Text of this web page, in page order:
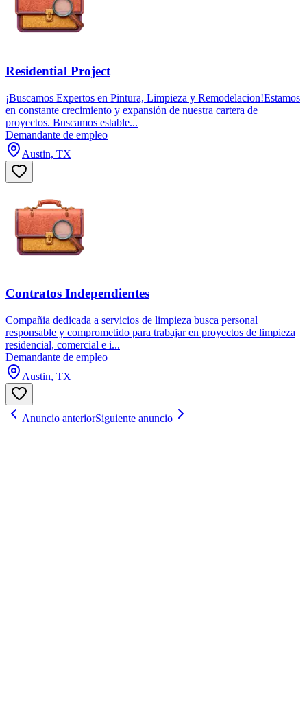
Residential Project
¡Buscamos Expertos en Pintura, Limpieza y Remodelacion!Estamos
en constante crecimiento y expansión de nuestra cartera de
proyectos. Buscamos estable...
Demandante de empleo
Austin, TX
Contratos Independientes
Compañia dedicada a servicios de limpieza busca personal
responsable y comprometido para trabajar en proyectos de limpieza
residencial, comercial e i...
Demandante de empleo
Austin, TX
Anuncio anteriorSiguiente anuncio